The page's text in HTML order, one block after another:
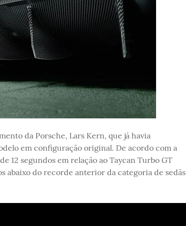
da Porsche, Lars Kern, que já havia
em configuração original. De acordo com a
12 segundos em relação ao Taycan Turbo GT
abaixo do recorde anterior da categoria de sedãs